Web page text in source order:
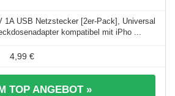
1A USB Netzstecker [2er-Pack], Universal
kompatibel mit iPho ...
4,99 €
TOP ANGEBOT »